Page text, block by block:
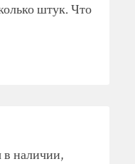
штук. Что
в наличии,